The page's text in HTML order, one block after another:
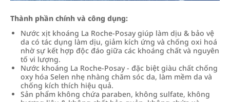
Thành phần chính và công dụng:
Nước xịt khoáng La Roche-Posay giúp làm dịu & bảo vệ
da có tác dụng làm dịu, giảm kích ứng và chống oxi hoá
nhờ sự kết hợp độc đáo giữa các khoáng chất và nguyên
tố vi lượng.
Nước khoáng La Roche-Posay - đặc biệt giàu chất chống
oxy hóa Selen nhẹ nhàng chăm sóc da, làm mềm da và
chống kích thích hiệu quả.
Sản phẩm không chứa paraben, không sulfate, không